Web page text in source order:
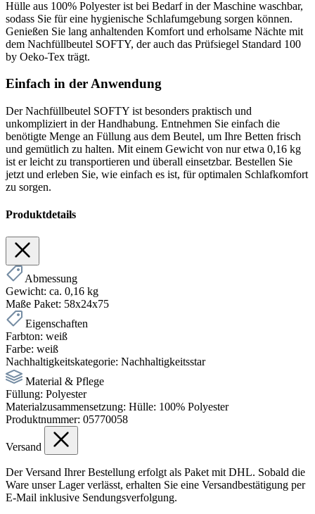
Hülle aus 100% Polyester ist bei Bedarf in der Maschine waschbar,
sodass Sie für eine hygienische Schlafumgebung sorgen können.
Genießen Sie lang anhaltenden Komfort und erholsame Nächte mit
dem Nachfüllbeutel SOFTY, der auch das Prüfsiegel Standard 100
by Oeko-Tex trägt.
Einfach in der Anwendung
Der Nachfüllbeutel SOFTY ist besonders praktisch und
unkompliziert in der Handhabung. Entnehmen Sie einfach die
benötigte Menge an Füllung aus dem Beutel, um Ihre Betten frisch
und gemütlich zu halten. Mit einem Gewicht von nur etwa 0,16 kg
ist er leicht zu transportieren und überall einsetzbar. Bestellen Sie
jetzt und erleben Sie, wie einfach es ist, für optimalen Schlafkomfort
zu sorgen.
Produktdetails
Abmessung
Gewicht: ca. 0,16 kg
Maße Paket: 58x24x75
Eigenschaften
Farbton: weiß
Farbe: weiß
Nachhaltigkeitskategorie: Nachhaltigkeitsstar
Material & Pflege
Füllung: Polyester
Materialzusammensetzung: Hülle: 100% Polyester
Produktnummer: 05770058
Versand
Der Versand Ihrer Bestellung erfolgt als Paket mit DHL. Sobald die
Ware unser Lager verlässt, erhalten Sie eine Versandbestätigung per
E-Mail inklusive Sendungsverfolgung.